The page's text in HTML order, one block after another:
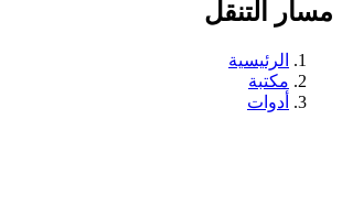
مسار التنقل
الرئيسية
مكتبة
أدوات